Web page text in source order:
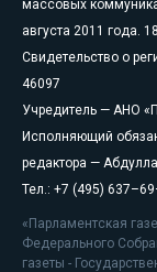
массовых
августа 2011 года.
Свидетельство о
46097
Учредитель — АНО
Исполняющий
редактора —
Тел.: +7 (495)
«Парламентская
Федерального
газеты -